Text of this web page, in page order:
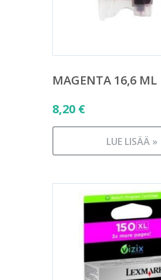
MAGENTA 16,6 ML
8,20 €
LUE LISÄÄ »